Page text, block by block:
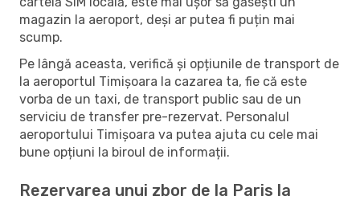
magazin la aeroport, deși ar putea fi puțin mai
scump.
Pe lângă aceasta, verifică și opțiunile de transport de
la aeroportul Timișoara la cazarea ta, fie că este
vorba de un taxi, de transport public sau de un
serviciu de transfer pre-rezervat. Personalul
aeroportului Timișoara va putea ajuta cu cele mai
bune opțiuni la biroul de informații.
Rezervarea unui zbor de la Paris la